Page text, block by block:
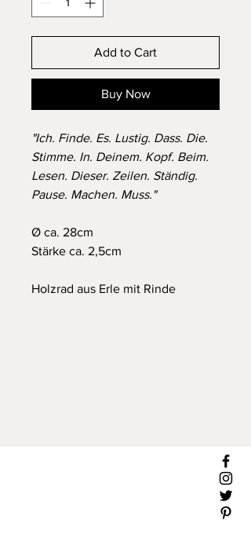
Add to Cart
Buy Now
"Ich. Finde. Es. Lustig. Dass. Die.
Stimme. In. Deinem. Kopf. Beim.
Lesen. Dieser. Zeilen. Ständig.
Pause. Machen. Muss."
Ø ca. 28cm
Stärke ca. 2,5cm
Holzrad aus Erle mit Rinde